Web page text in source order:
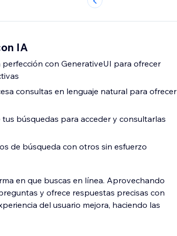
IA
con GenerativeUI para ofrecer
consultas en lenguaje natural para ofrecer
búsquedas para acceder y consultarlas
de búsqueda con otros sin esfuerzo
en que buscas en línea. Aprovechando
y ofrece respuestas precisas con
del usuario mejora, haciendo las